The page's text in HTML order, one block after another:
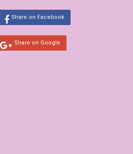
Share on Facebook
Share on Google